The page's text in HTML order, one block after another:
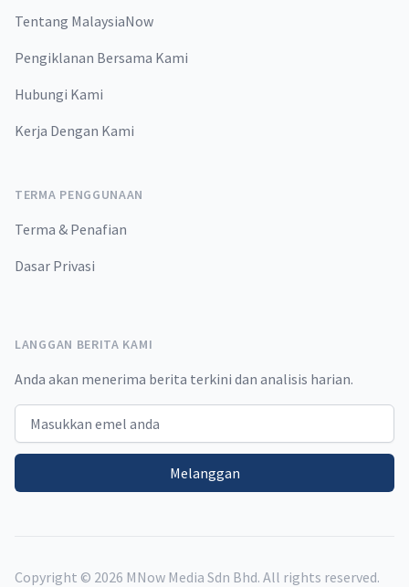
Tentang MalaysiaNow
Pengiklanan Bersama Kami
Hubungi Kami
Kerja Dengan Kami
TERMA PENGGUNAAN
Terma & Penafian
Dasar Privasi
LANGGAN BERITA KAMI
Anda akan menerima berita terkini dan analisis harian.
Email address
Melanggan
Copyright © 2026 MNow Media Sdn Bhd. All rights reserved.